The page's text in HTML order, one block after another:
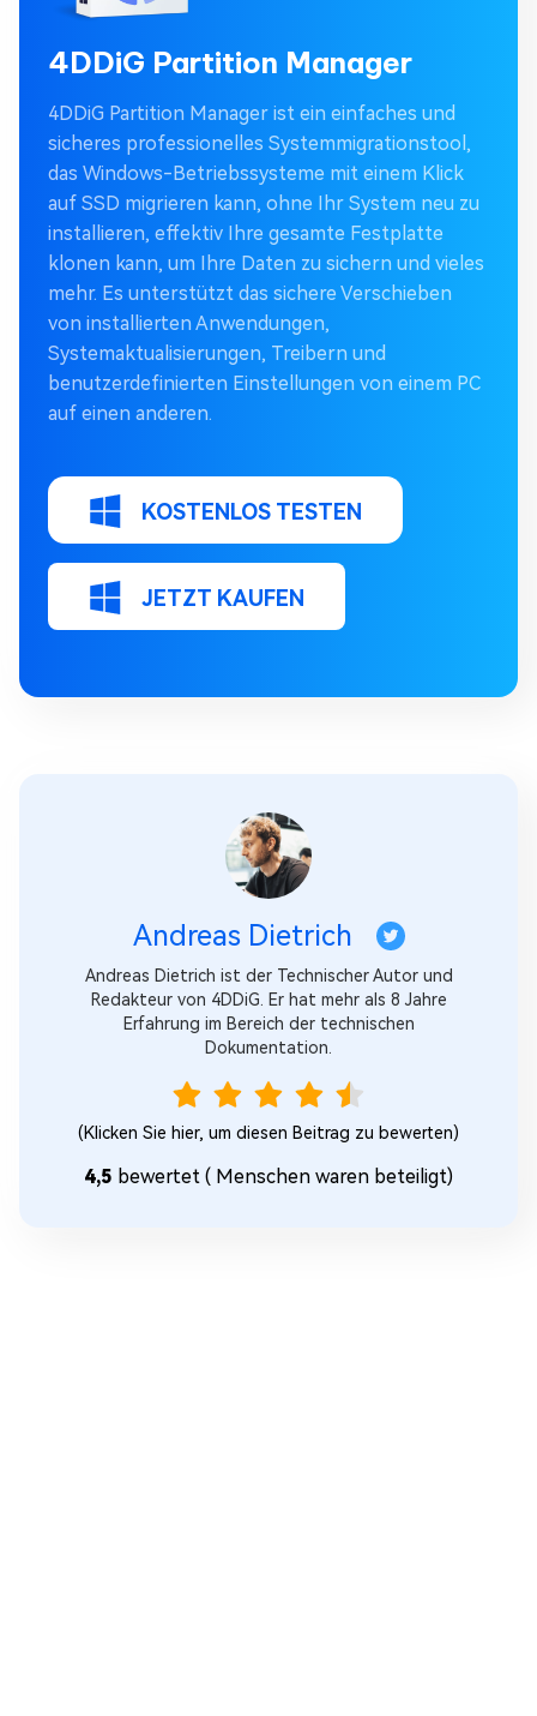
4DDiG Partition Manager
4DDiG Partition Manager ist ein einfaches und
sicheres professionelles Systemmigrationstool,
das Windows-Betriebssysteme mit einem Klick
auf SSD migrieren kann, ohne Ihr System neu zu
installieren, effektiv Ihre gesamte Festplatte
klonen kann, um Ihre Daten zu sichern und vieles
mehr. Es unterstützt das sichere Verschieben
von installierten Anwendungen,
Systemaktualisierungen, Treibern und
benutzerdefinierten Einstellungen von einem PC
auf einen anderen.
KOSTENLOS TESTEN
JETZT KAUFEN
Andreas Dietrich
Andreas Dietrich ist der Technischer Autor und
Redakteur von 4DDiG. Er hat mehr als 8 Jahre
Erfahrung im Bereich der technischen
Dokumentation.
(Klicken Sie hier, um diesen Beitrag zu bewerten)
4,5 bewertet ( Menschen waren beteiligt)